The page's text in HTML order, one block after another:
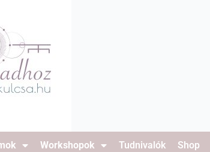
Workshopok Tudnivalók Shop